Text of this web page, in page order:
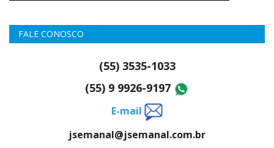
FALE CONOSCO
(55) 3535-1033
(55) 9 9926-9197
E-mail
jsemanal@jsemanal.com.br